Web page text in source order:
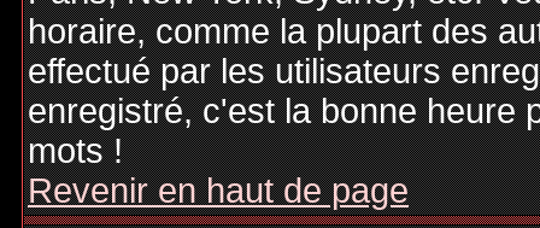
horaire, comme la plupart des
effectué par les utilisateurs
enregistré, c'est la bonne heure
mots !
Revenir en haut de page